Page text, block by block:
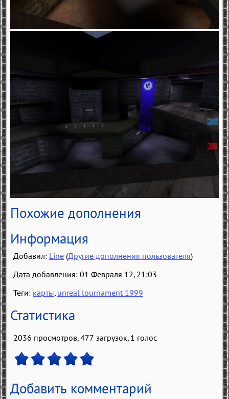
Похожие дополнения
Информация
Добавил: Line (Другие дополнения пользователя)
Дата добавления: 01 Февраля 12, 21:03
Теги: карты, unreal tournament 1999
Статистика
2036 просмотров, 477 загрузок, 1 голос
Добавить комментарий